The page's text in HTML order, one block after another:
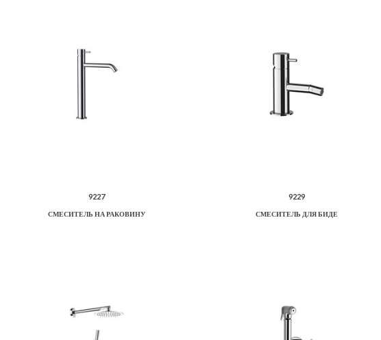
9227
СМЕСИТЕЛЬ НА РАКОВИНУ
9229
СМЕСИТЕЛЬ ДЛЯ БИДЕ